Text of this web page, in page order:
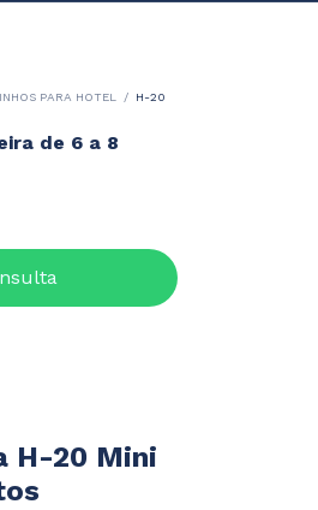
PARA HOTEL /
H-20
de 6 a 8
H-20 Mini